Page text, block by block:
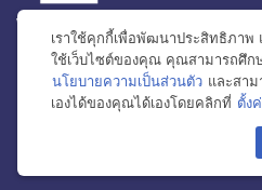
หน้าหลัก รีวิวคอนโด รีวิวทาวน์โฮม
ไอเดียแต่งบ้าน
ข่าวอสังหาริมทรัพย์
โ
เราใช้คุกกี้เพื่อพัฒนาประสิทธิภาพ
ใช้เว็บไซต์ของคุณ คุณสามารถศึก
นโยบายความเป็นส่วนตัว และสา
เองได้ของคุณได้เองโดยคลิกที่ ตั้ง